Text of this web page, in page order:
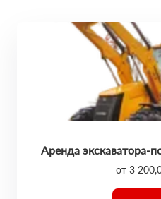
Аренда экскаватора-
от 3